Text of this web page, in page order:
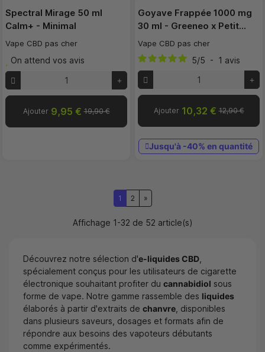
Spectral Mirage 50 ml
Calm+ - Minimal
Vape CBD pas cher
On attend vos avis
Ajouter 9,95 € 19,90 €
Goyave Frappée 1000 mg
30 ml - Greeneo x Petit…
Vape CBD pas cher
5/5 - 1 avis
Ajouter 10,32 € 12,90 €
Jusqu'à -40% en quantité
1 2
Affichage 1-32 de 52 article(s)
Découvrez notre sélection d'e-liquides CBD
spécialement conçus pour les utilisateurs de cigarette
électronique souhaitant profiter du cannabidiol sous
forme de vape. Notre gamme rassemble des liquides
élaborés à partir d'extraits de chanvre , disponibles
dans plusieurs saveurs, dosages et formats afin de
répondre aux besoins des vapoteurs débutants
comme expérimentés.